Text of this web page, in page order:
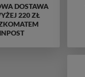
DOSTAWA
220 ZŁ
INPOST